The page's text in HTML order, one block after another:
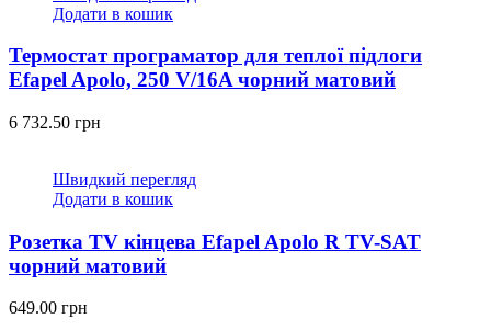
Додати в кошик
Термостат програматор для теплої підлоги
Efapel Apolo, 250 V/16A чорний матовий
6 732.50 грн
Швидкий перегляд
Додати в кошик
Розетка TV кінцева Efapel Apolo R TV-SAT
чорний матовий
649.00 грн